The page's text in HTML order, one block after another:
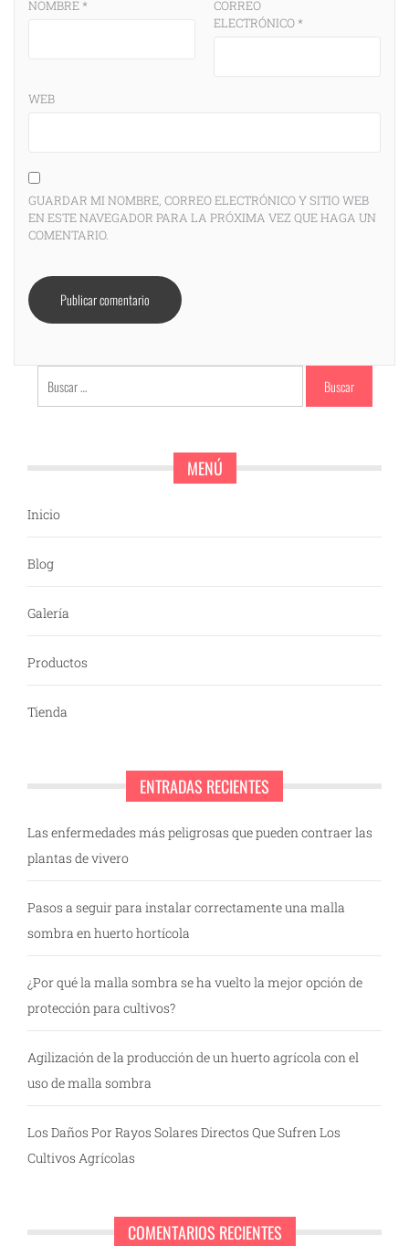
NOMBRE*
CORREO
ELECTRÓNICO*
WEB
GUARDAR MI NOMBRE, CORREO ELECTRÓNICO Y SITIO WEB
EN ESTE NAVEGADOR PARA LA PRÓXIMA VEZ QUE HAGA UN
COMENTARIO.
Buscar:
MENÚ
Inicio
Blog
Galería
Productos
Tienda
ENTRADAS RECIENTES
Las enfermedades más peligrosas que pueden contraer las
plantas de vivero
Pasos a seguir para instalar correctamente una malla
sombra en huerto hortícola
¿Por qué la malla sombra se ha vuelto la mejor opción de
protección para cultivos?
Agilización de la producción de un huerto agrícola con el
uso de malla sombra
Los Daños Por Rayos Solares Directos Que Sufren Los
Cultivos Agrícolas
COMENTARIOS RECIENTES